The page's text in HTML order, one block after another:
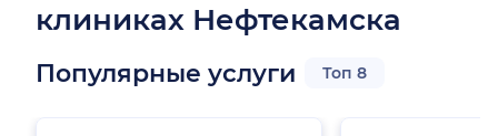
клиниках Нефтекамска
Популярные услуги Топ 8